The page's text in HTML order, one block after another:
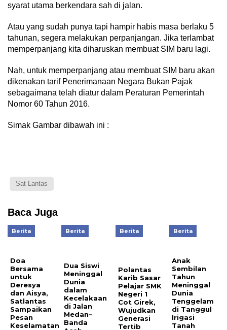
syarat utama berkendara sah di jalan.
Atau yang sudah punya tapi hampir habis masa berlaku 5
tahunan, segera melakukan perpanjangan. Jika terlambat
memperpanjang kita diharuskan membuat SIM baru lagi.
Nah, untuk memperpanjang atau membuat SIM baru akan
dikenakan tarif Penerimanaan Negara Bukan Pajak
sebagaimana telah diatur dalam Peraturan Pemerintah
Nomor 60 Tahun 2016.
Simak Gambar dibawah ini :
Sat Lantas
Baca Juga
Berita
Doa
Bersama
untuk
Deresya
dan Aisya,
Satlantas
Sampaikan
Pesan
Keselamatan
Berita
Dua Siswi
Meninggal
Dunia
dalam
Kecelakaan
di Jalan
Medan–
Banda
Berita
Polantas
Karib Sasar
Pelajar SMK
Negeri 1
Cot Girek,
Wujudkan
Generasi
Tertib
Berita
Anak
Sembilan
Tahun
Meninggal
Dunia
Tenggelam
di Tanggul
Irigasi
Tanah